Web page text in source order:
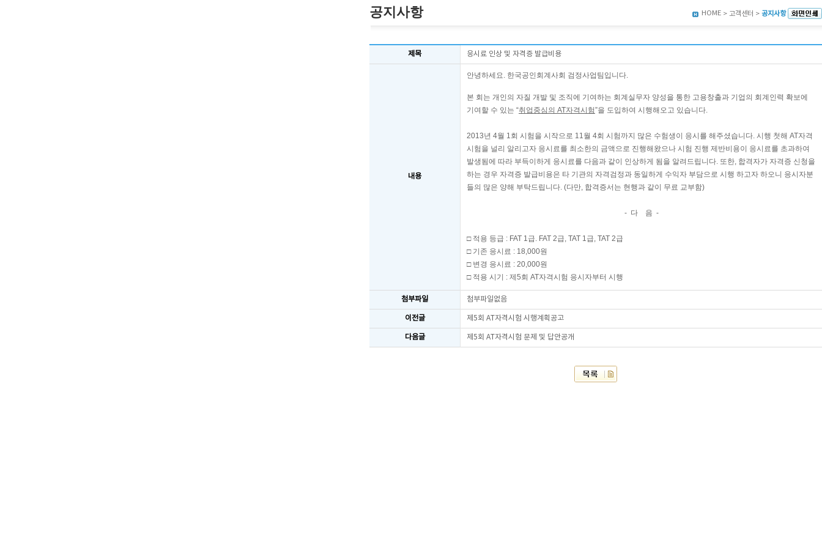
공지사항 HOME > 고객센터 > 공지사항
제목 응시료 인상 및 자격증 발급비용
내용
안녕하세요. 한국공인회계사회 검정사업팀입니다.
본 회는 개인의 자질 개발 및 조직에 기여하는 회계실무자 양성을 통한 고용창출과 기업의 회계인력 확보에
기여할 수 있는 “취업중심의 AT자격시험”을 도입하여 시행해오고 있습니다.
2013년 4월 1회 시험을 시작으로 11월 4회 시험까지 많은 수험생이 응시를 해주셨습니다. 시행 첫해 AT자격
시험을 널리 알리고자 응시료를 최소한의 금액으로 진행해왔으나 시험 진행 제반비용이 응시료를 초과하여
발생됨에 따라 부득이하게 응시료를 다음과 같이 인상하게 됨을 알려드립니다. 또한, 합격자가 자격증 신청을
하는 경우 자격증 발급비용은 타 기관의 자격검정과 동일하게 수익자 부담으로 시행 하고자 하오니 응시자분
들의 많은 양해 부탁드립니다. (다만, 합격증서는 현행과 같이 무료 교부함)
- 다 음 -
□ 적용 등급 : FAT 1급. FAT 2급, TAT 1급, TAT 2급
□ 기존 응시료 : 18,000원
□ 변경 응시료 : 20,000원
□ 적용 시기 : 제 5회 AT자격시험 응시자부터 시행
첨부파일 첨부파일없음
이전글 제5회 AT자격시험 시행계획공고
다음글 제5회 AT자격시험 문제 및 답안공개